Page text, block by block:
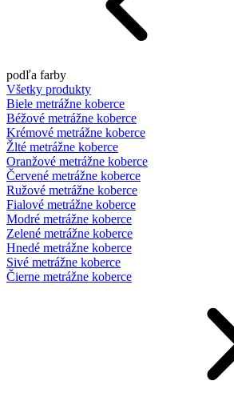
podľa farby
Všetky produkty
Biele metrážne koberce
Béžové metrážne koberce
Krémové metrážne koberce
Žlté metrážne koberce
Oranžové metrážne koberce
Červené metrážne koberce
Ružové metrážne koberce
Fialové metrážne koberce
Modré metrážne koberce
Zelené metrážne koberce
Hnedé metrážne koberce
Sivé metrážne koberce
Čierne metrážne koberce